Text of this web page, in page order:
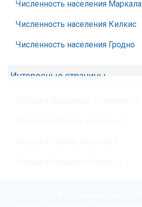
Численность населения Маркала
Численность населения Килкис
Численность населения Гродно
Интересные страницы